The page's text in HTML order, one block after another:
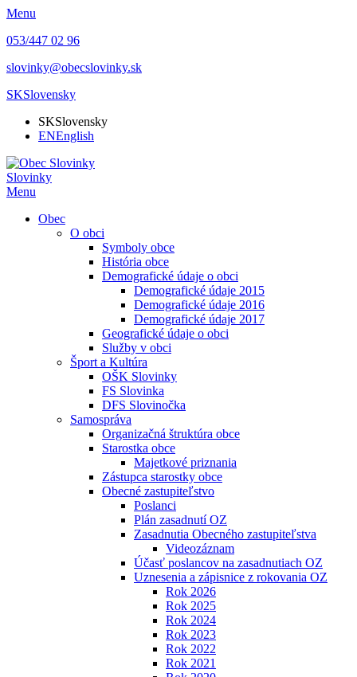
Menu
053/447 02 96
slovinky@obecslovinky.sk
SKSlovensky
SKSlovensky
ENEnglish
Slovinky
Menu
Obec
O obci
Symboly obce
História obce
Demografické údaje o obci
Demografické údaje 2015
Demografické údaje 2016
Demografické údaje 2017
Geografické údaje o obci
Služby v obci
Šport a Kultúra
OŠK Slovinky
FS Slovinka
DFS Slovinočka
Samospráva
Organizačná štruktúra obce
Starostka obce
Majetkové priznania
Zástupca starostky obce
Obecné zastupiteľstvo
Poslanci
Plán zasadnutí OZ
Zasadnutia Obecného zastupiteľstva
Videozáznam
Účasť poslancov na zasadnutiach OZ
Uznesenia a zápisnice z rokovania OZ
Rok 2026
Rok 2025
Rok 2024
Rok 2023
Rok 2022
Rok 2021